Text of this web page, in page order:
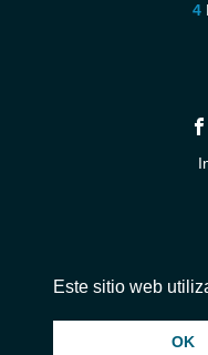
© 2026 InstantAudio.
Este sitio web
OK